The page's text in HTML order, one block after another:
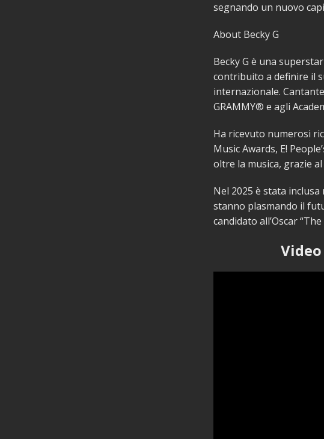
segnando un nuovo
About Becky G
Becky G è una
contribuito a definire il
internazionale.
GRAMMY® e agli
Ha ricevuto numerosi
Music Awards, E!
oltre la musica, grazie
Nel 2025 è stata
stanno plasmando il
candidato all’Oscar
Video